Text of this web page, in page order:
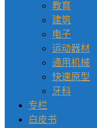
教育
建筑
电子
运动器材
通用机械
快速原型
牙科
专栏
白皮书